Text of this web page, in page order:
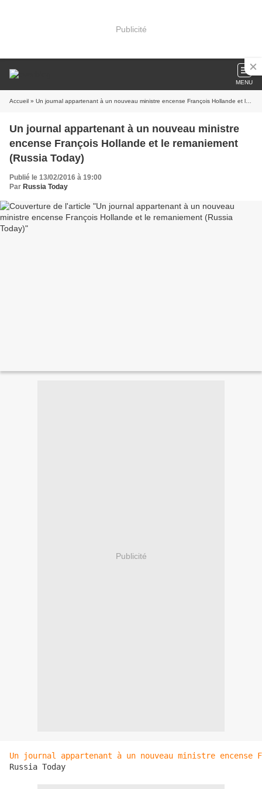
Publicité
MENU
Accueil » Un journal appartenant à un nouveau ministre encense François Hollande et le remaniement (Russia Today)
Un journal appartenant à un nouveau ministre
encense François Hollande et le remaniement
(Russia Today)
Publié le 13/02/2016 à 19:00
Par Russia Today
Publicité
Un journal appartenant à un nouveau ministre encense
Russia Today